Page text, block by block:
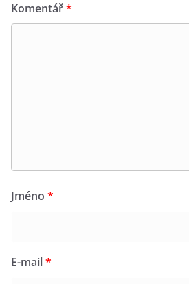
Komentář*
Jméno *
E-mail*